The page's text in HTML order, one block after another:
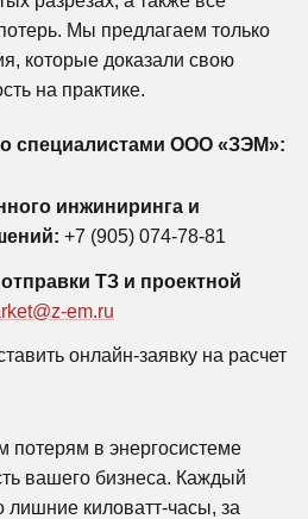
Мы предлагаем только
которые доказали свою
на практике.
специалистами ООО «ЗЭМ»:
инжиниринга и
+7 (905) 074-78-81
ТЗ и проектной
em.ru
онлайн-заявку на расчет
потерям в энергосистеме
вашего бизнеса. Каждый
лишние киловатт-часы, за